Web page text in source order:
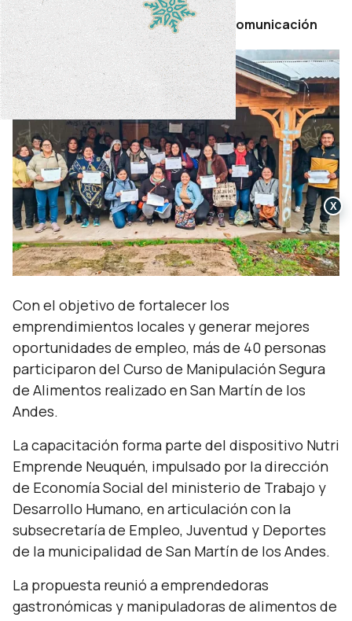
Por Secretaría de Prensa y Comunicación
Con el objetivo de fortalecer los
emprendimientos locales y generar mejores
oportunidades de empleo, más de 40 personas
participaron del Curso de Manipulación Segura
de Alimentos realizado en San Martín de los
Andes.
La capacitación forma parte del dispositivo Nutri
Emprende Neuquén, impulsado por la dirección
de Economía Social del ministerio de Trabajo y
Desarrollo Humano, en articulación con la
subsecretaría de Empleo, Juventud y Deportes
de la municipalidad de San Martín de los Andes.
La propuesta reunió a emprendedoras
gastronómicas y manipuladoras de alimentos de
X